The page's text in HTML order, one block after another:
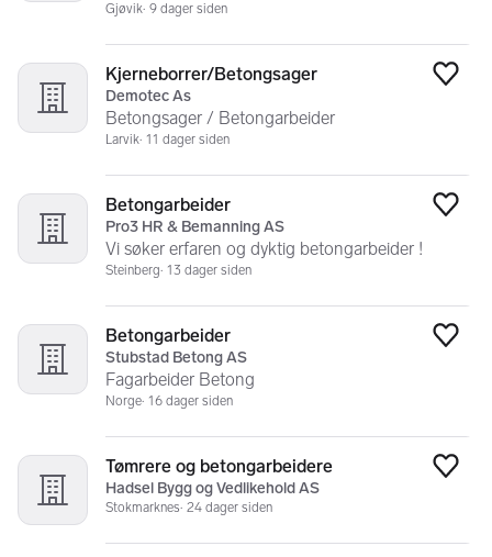
Gjøvik 9 dager siden
Kjerneborrer/Betongsager
Demotec As
Betongsager / Betongarbeider
Larvik 11 dager siden
Betongarbeider
Pro3 HR & Bemanning AS
Vi søker erfaren og dyktig betongarbeider !
Steinberg 13 dager siden
Betongarbeider
Stubstad Betong AS
Fagarbeider Betong
Norge 16 dager siden
Tømrere og betongarbeidere
Hadsel Bygg og Vedlikehold AS
Stokmarknes 24 dager siden